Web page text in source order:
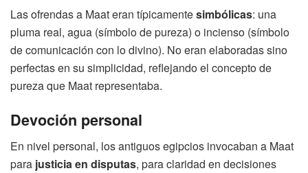
Las ofrendas a Maat eran típicamentesimbólicas: una
pluma real, agua (símbolo de pureza) o incienso (símbolo
de comunicación con lo divino). No eran elaboradas sino
perfectas en su simplicidad, reflejando el concepto de
pureza que Maat representaba.
Devoción personal
En nivel personal, los antiguos egipcios invocaban a Maat
para justicia en disputas, para claridad en decisiones